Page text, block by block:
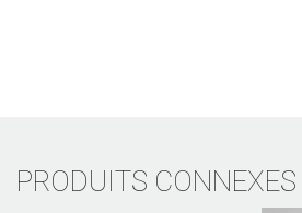
PRODUITS CONNEXES